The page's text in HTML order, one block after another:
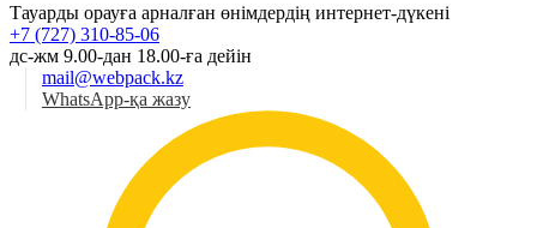
Тауарды орауға арналған өнімдердің интернет-дүкені
+7 (727) 310-85-06
дс-жм 9.00-дан 18.00-ға дейін
mail@webpack.kz
WhatsApp-қа жазу